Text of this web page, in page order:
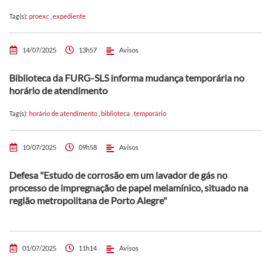
Tag(s): proexc expediente
14/07/2025 13h57 Avisos
Biblioteca da FURG-SLS informa mudança temporária no
horário de atendimento
Tag(s): horário de atendimento biblioteca temporário
10/07/2025 09h58 Avisos
Defesa "Estudo de corrosão em um lavador de gás no
processo de impregnação de papel melamínico, situado na
região metropolitana de Porto Alegre"
01/07/2025 11h14 Avisos